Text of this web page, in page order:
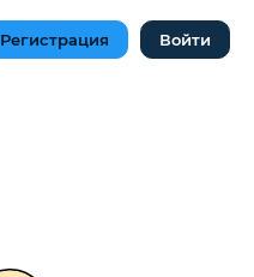
Регистрация Войти